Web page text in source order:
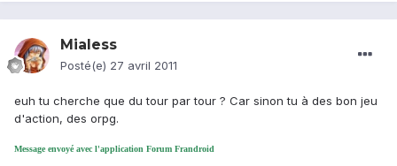
Mialess
Posté(e) 27 avril 2011
euh tu cherche que du tour par tour ? Car sinon tu à des bon jeu
d'action, des orpg.
Message envoyé avec l'application Forum Frandroid